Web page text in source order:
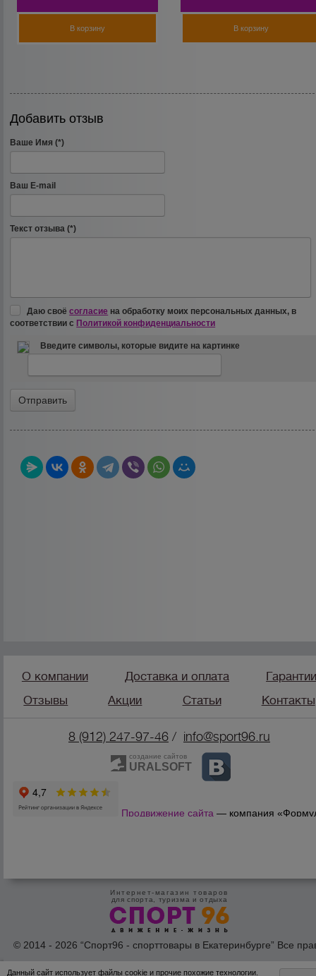
В корзину В корзину
Добавить отзыв
Ваше Имя (*)
Ваш E-mail
Текст отзыва (*)
Даю своёсогласие на обработку моих персональных данных, в
соответствии с Политикой конфиденциальности
Введите символы, которые видите на картинке
О компании Доставка и оплата
Отзывы
Акции Статьи Контакты
8 (912) 247-97-46 / info@sport96.ru
создание сайтов
URALSOFT
Продвижение сайта — компания
Интернет-магазин товаров
для спорта, туризма и отдыха
© 2014 - 2026 “Спорт96 - спорттовары в Екатеринбурге” Все
Данный сайт использует файлы cookie и прочие похожие технологии.